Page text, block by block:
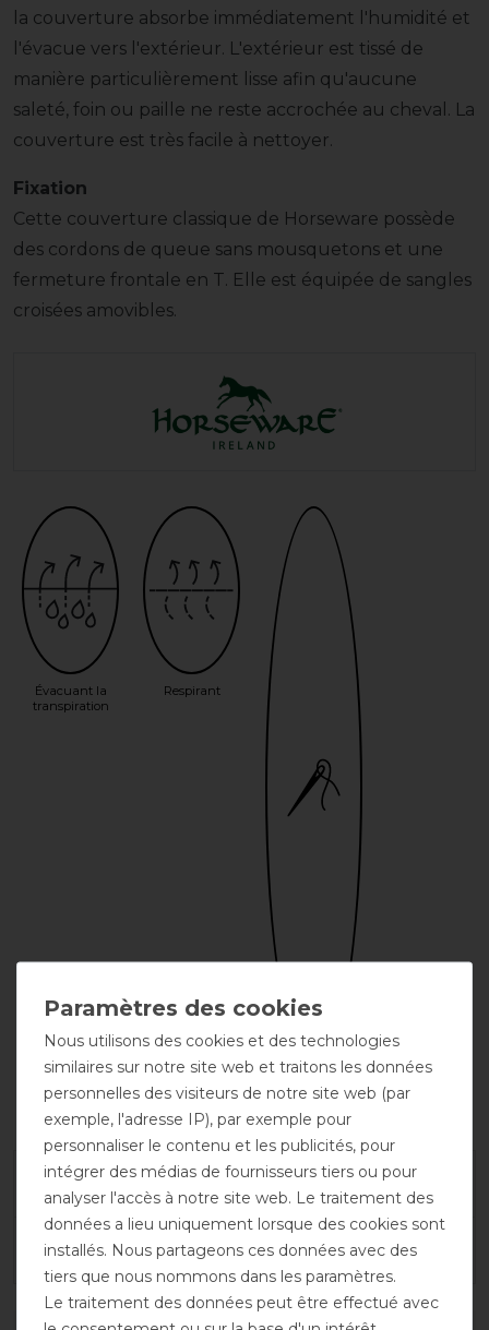
la couverture absorbe immédiatement l'humidité et
l'évacue vers l'extérieur. L'extérieur est tissé de
manière particulièrement lisse afin qu'aucune
saleté, foin ou paille ne reste accrochée au cheval. La
couverture est très facile à nettoyer.
Fixation
Cette couverture classique de Horseware possède
des cordons de queue sans mousquetons et une
fermeture frontale en T. Elle est équipée de sangles
croisées amovibles.
Évacuant la
transpiration
Respirant
Broderie
possible
Garantie du fabricant
Conseils de lavage et d'entretien
Nous utilisons des cookies et des technologies
similaires sur notre site web et traitons les données
personnelles des visiteurs de notre site web (par
exemple, l'adresse IP), par exemple pour
personnaliser le contenu et les publicités, pour
intégrer des médias de fournisseurs tiers ou pour
analyser l'accès à notre site web. Le traitement des
données a lieu uniquement lorsque des cookies sont
installés. Nous partageons ces données avec des
tiers que nous nommons dans les paramètres.
Le traitement des données peut être effectué avec